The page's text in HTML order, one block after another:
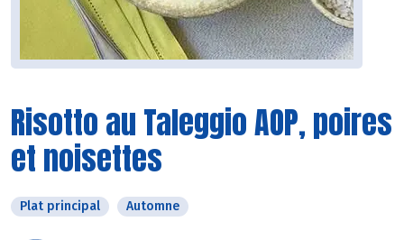
Risotto au Taleggio AOP, poires
et noisettes
Plat principal Automne